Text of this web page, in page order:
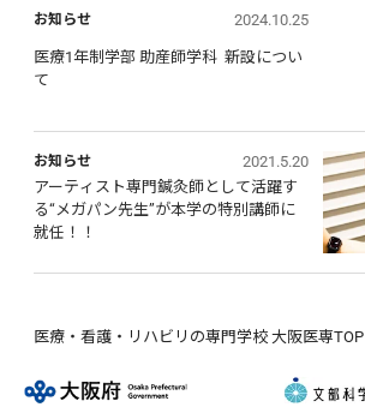
お知らせ 2024.10.25
医療1年制学部 助産師学科  新設につい
て
お知らせ
2021.5.20
アーティスト専門鍼灸師として活躍す
る“メガパン先生”が本学の特別講師に
就任！！
医療・看護・リハビリの専門学校 大阪医専TOP